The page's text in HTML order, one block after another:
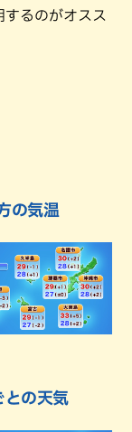
するのがオスス
の気温
との天気